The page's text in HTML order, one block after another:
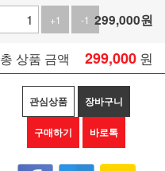
+1
-1 299,000원
총 상품 금액 299,000 원
관심상품 장바구니
구매하기 바로톡